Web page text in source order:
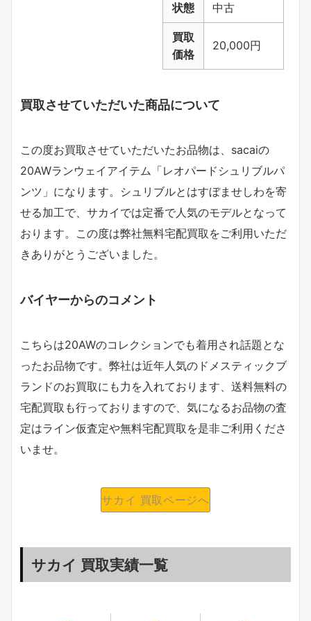
状態 中古
買取
価格
20,000円
買取させていただいた商品について
この度お買取させていただいたお品物は、sacaiの
20AWランウェイアイテム「レオパードシュリブルパ
ンツ」になります。シュリブルとはすぼませしわを寄
せる加工で、サカイでは定番で人気のモデルとなって
おります。この度は弊社無料宅配買取をご利用いただ
きありがとうございました。
バイヤーからのコメント
こちらは20AWのコレクションでも着用され話題とな
ったお品物です。弊社は近年人気のドメスティックブ
ランドのお買取にも力を入れております、送料無料の
宅配買取も行っておりますので、気になるお品物の査
定はライン仮査定や無料宅配買取を是非ご利用くださ
いませ。
サカイ 買取ページへ
サカイ 買取実績一覧